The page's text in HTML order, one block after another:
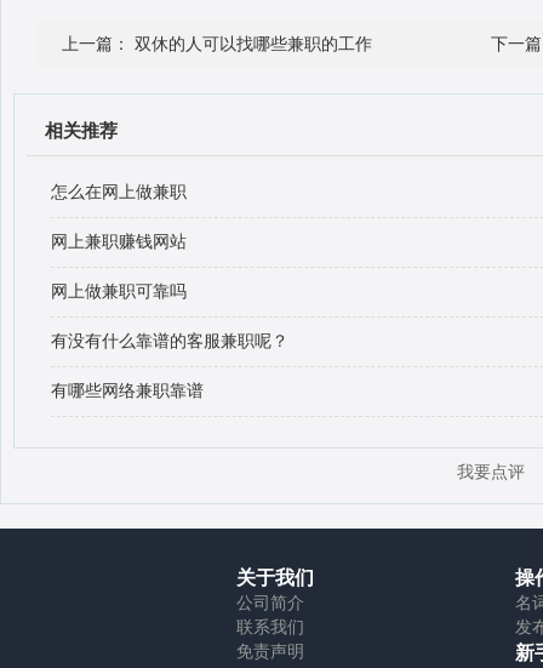
上一篇： 双休的人可以找哪些兼职的工作 下一
相关推荐
怎么在网上做兼职
网上兼职赚钱网站
网上做兼职可靠吗
有没有什么靠谱的客服兼职呢？
有哪些网络兼职靠谱
我要点评
关于我们
公司简介
联系我们
免责声明
操
名
发
新